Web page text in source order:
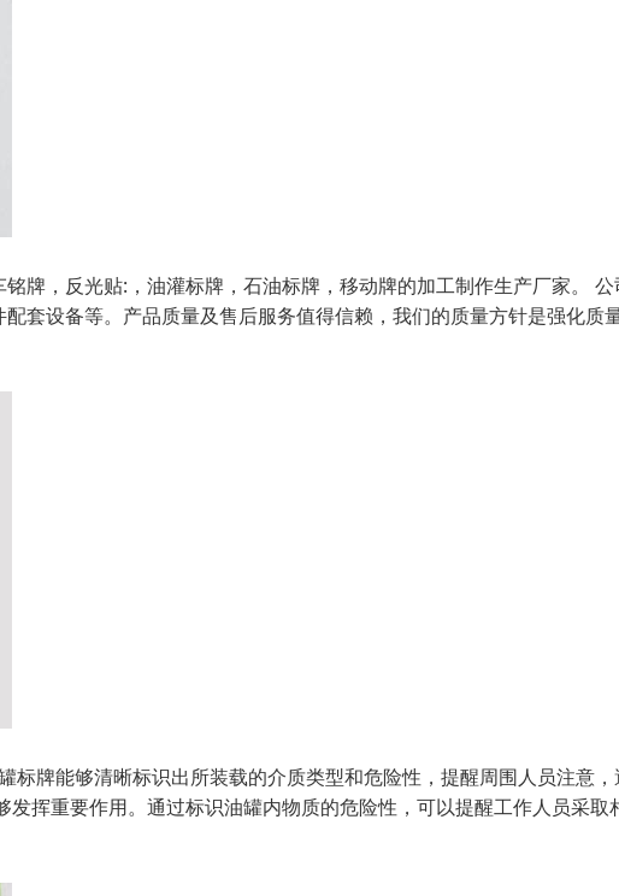
牌，反光贴:，油灌标牌，石油标牌，移动牌的加工制作生产厂家。
套设备等。产品质量及售后服务值得信赖，我们的质量方针是强化质
标牌能够清晰标识出所装载的介质类型和危险性，提醒周围人员注意
挥重要作用。通过标识油罐内物质的危险性，可以提醒工作人员采取